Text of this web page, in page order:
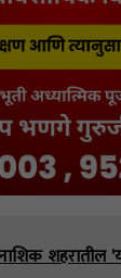
शहरातील